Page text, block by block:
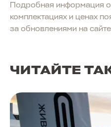
Подробная информация
комплектациях и ценах
за обновлениями на
ЧИТАЙТЕ